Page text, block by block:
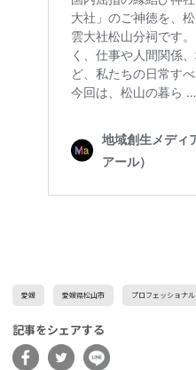
愛媛 愛媛県松山市 プロフェッショナル
記事をシェアする